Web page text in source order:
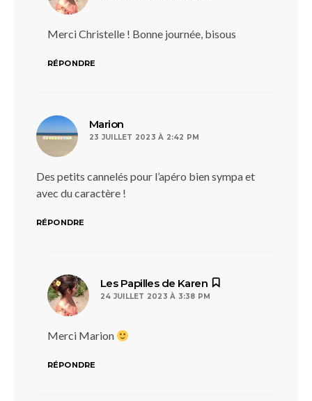
Merci Christelle ! Bonne journée, bisous
RÉPONDRE
Marion
23 JUILLET 2023 À 2:42 PM
Des petits cannelés pour l’apéro bien sympa et
avec du caractère !
RÉPONDRE
Les Papilles de Karen
24 JUILLET 2023 À 3:38 PM
Merci Marion
RÉPONDRE